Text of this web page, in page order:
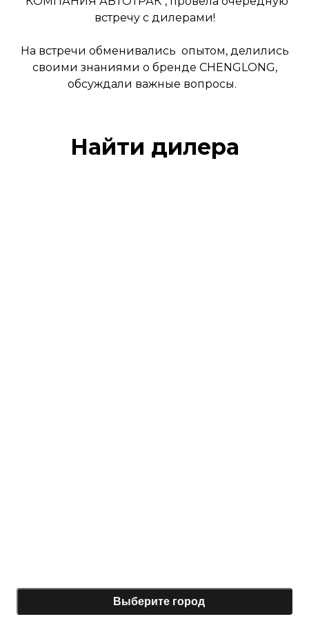
встречу с дилерами!
На встречи обменивались опытом, делились
своими знаниями о бренде CHENGLONG,
обсуждали важные вопросы.
Найти дилера
Выберите город